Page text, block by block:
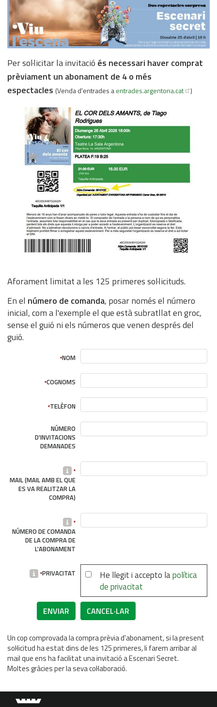
Per sol·licitar la invitació és necessari haver comprat
prèviament un abonament de 4 o més
espectacles (Venda d'entrades aentrades.argentona.cat )
Aforament limitat a les 125 primeres sol·licituds.
En el número de comanda, posar només el número
inicial, com a l'exemple el que està subratllat en groc,
sense el guió ni els números que venen després del
guió.
*NOM
*COGNOMS
*TELÈFON
NÚMERO
D'INVITACIONS
DEMANADES
*
MAIL (MAIL AMB EL QUE
ES VA REALITZAR LA
COMPRA)
*
NÚMERO DE COMANDA
DE LA COMPRA DE
L'ABONAMENT
*PRIVACITAT He llegit i accepto lapolítica
de privacitat
Un cop comprovada la compra prèvia d'abonament, si la present
sol·licitud ha estat dins de les 125 primeres, li farem arribar al
mail que ens ha facilitat una invitació a Escenari Secret.
Moltes gràcies per la seva col·laboració.